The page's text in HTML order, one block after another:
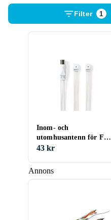
Filter 1
Annons
Inom- och
utomhusantenn för FM-
radio 87.5 108 MHz 0
43 kr